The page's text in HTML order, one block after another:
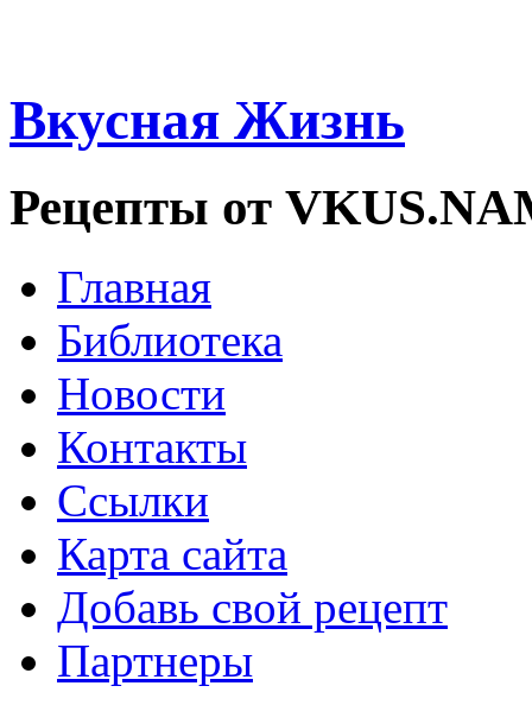
Вкусная Жизнь
Рецепты от
Главная
Библиотека
Новости
Контакты
Ссылки
Карта сайта
Добавь свой рецепт
Партнеры